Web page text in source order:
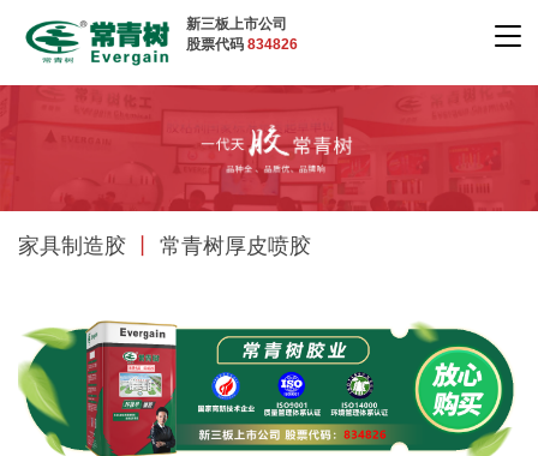
新三板上市公司
股票代码 834826
家具制造胶 常青树厚皮喷胶